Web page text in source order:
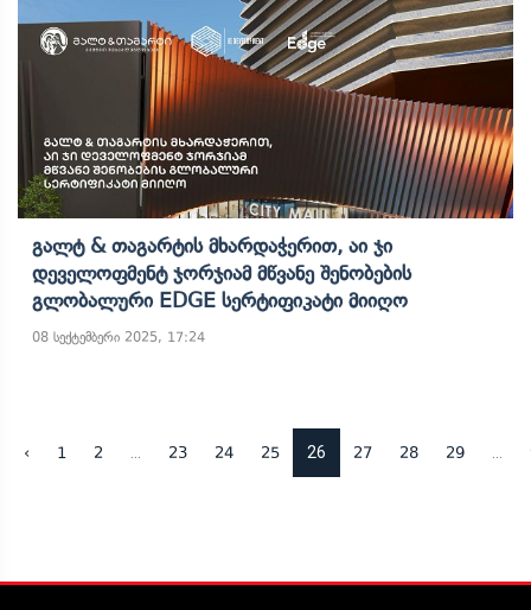
Გალტ & Თაგარტის Მხარდაჭერით, Აი Ჯი
Დეველოფმენტ Ჯორჯიამ Მწვანე Შენობების
Გლობალური EDGE Სერტიფიკატი Მიიღო
08 სექტემბერი 2025, 17:24
‹ 1 2 23 24 25 26 27 28 29